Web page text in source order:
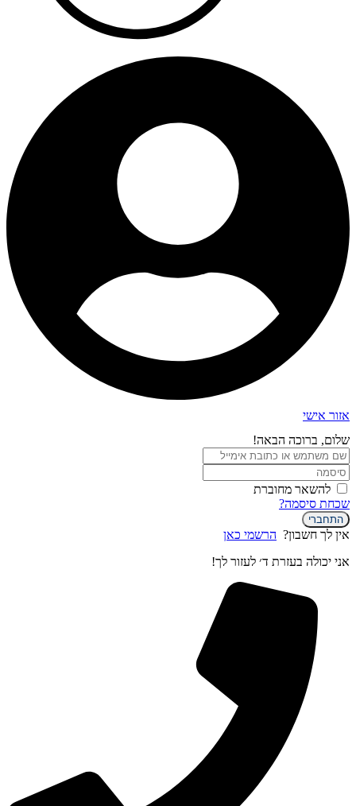
אזור אישי
שלום, ברוכה הבאה!
להשאר מחוברת
שכחת סיסמה?
התחברי
אין לך חשבון? הרשמי כאן
אני יכולה בעזרת ד׳ לעזור לך!